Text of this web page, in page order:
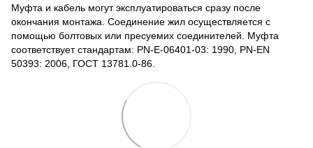
Муфта и кабель могут эксплуатироваться сразу после
окончания монтажа. Соединение жил осуществляется с
помощью болтовых или пресуемих соединителей. Муфта
соответствует стандартам: PN-E-06401-03: 1990, PN-EN
50393: 2006, ГОСТ 13781.0-86.